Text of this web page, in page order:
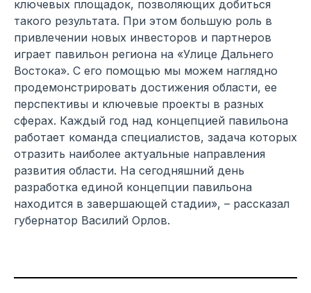
ключевых площадок, позволяющих добиться
такого результата. При этом большую роль в
привлечении новых инвесторов и партнеров
играет павильон региона на «Улице Дальнего
Востока». С его помощью мы можем наглядно
продемонстрировать достижения области, ее
перспективы и ключевые проекты в разных
сферах. Каждый год над концепцией павильона
работает команда специалистов, задача которых
отразить наиболее актуальные направления
развития области. На сегодняшний день
разработка единой концепции павильона
находится в завершающей стадии», – рассказал
губернатор Василий Орлов.